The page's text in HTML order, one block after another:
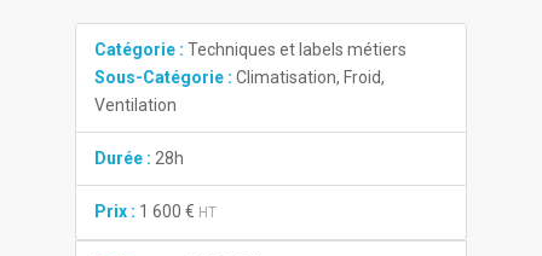
Catégorie : Techniques et labels métiers
Sous-Catégorie : Climatisation, Froid,
Ventilation
Durée : 28h
Prix : 1 600 € HT